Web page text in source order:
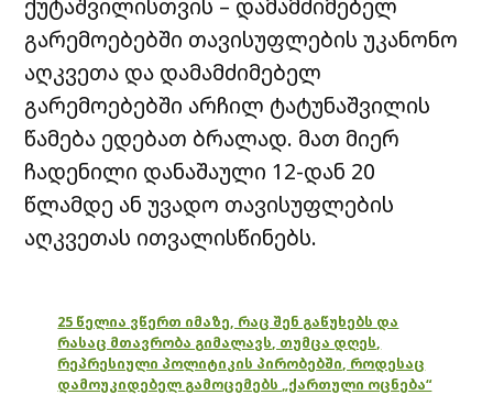
ქუტაშვილისთვის – დამამძიმებელ
გარემოებებში თავისუფლების უკანონო
აღკვეთა და დამამძიმებელ
გარემოებებში არჩილ ტატუნაშვილის
წამება ედებათ ბრალად. მათ მიერ
ჩადენილი დანაშაული 12-დან 20
წლამდე ან უვადო თავისუფლების
აღკვეთას ითვალისწინებს.
25 წელია ვწერთ იმაზე, რაც შენ გაწუხებს და
რასაც მთავრობა გიმალავს, თუმცა დღეს,
რეპრესიული პოლიტიკის პირობებში, როდესაც
დამოუკიდებელ გამოცემებს „ქართული ოცნება“